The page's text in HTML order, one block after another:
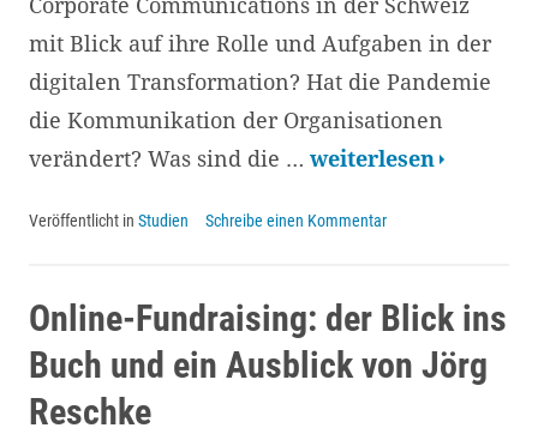
mit Blick auf ihre Rolle und Aufgaben in der
digitalen Transformation? Hat die Pandemie
die Kommunikation der Organisationen
verändert? Was sind die … Kommunikation
der
Transformation:
dritte
Trendstudie
weiterlesen
Veröffentlicht in Studien Schreibe einen Kommentar
Online-Fundraising: der Blick ins
Buch und ein Ausblick von Jörg
Reschke